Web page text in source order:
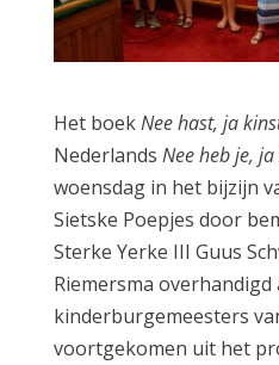
Het boekNee hast, ja
Nederlands Nee heb je,
woensdag in het bijzijn
Sietske Poepjes door
Sterke Yerke III Guus
Riemersma overhandigd
kinderburgemeesters
voortgekomen uit het